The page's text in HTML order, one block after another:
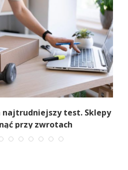
najtrudniejszy test. Sklepy
przy zwrotach